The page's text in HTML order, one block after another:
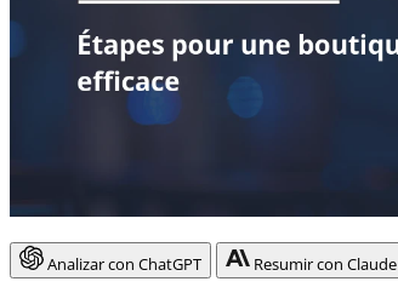
Analizar con ChatGPT Resumir con Claude